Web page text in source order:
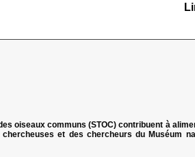
oiseaux communs (STOC) contribuent à
et des chercheurs du Muséum